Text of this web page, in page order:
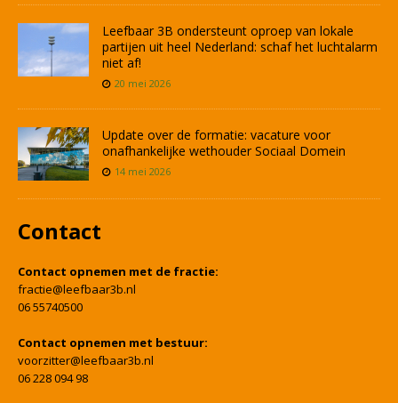
Leefbaar 3B ondersteunt oproep van lokale
partijen uit heel Nederland: schaf het luchtalarm
niet af!
20 mei 2026
Update over de formatie: vacature voor
onafhankelijke wethouder Sociaal Domein
14 mei 2026
Contact
Contact opnemen met de fractie:
fractie@leefbaar3b.nl
06 55740500
Contact opnemen met bestuur:
voorzitter@leefbaar3b.nl
06 228 094 98